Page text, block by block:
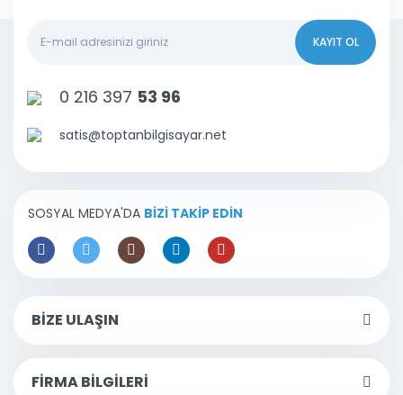
KAYIT OL
0 216 397 53 96
satis@toptanbilgisayar.net
SOSYAL MEDYA'DA BİZİ TAKİP EDİN
BİZE ULAŞIN
FİRMA BİLGİLERİ